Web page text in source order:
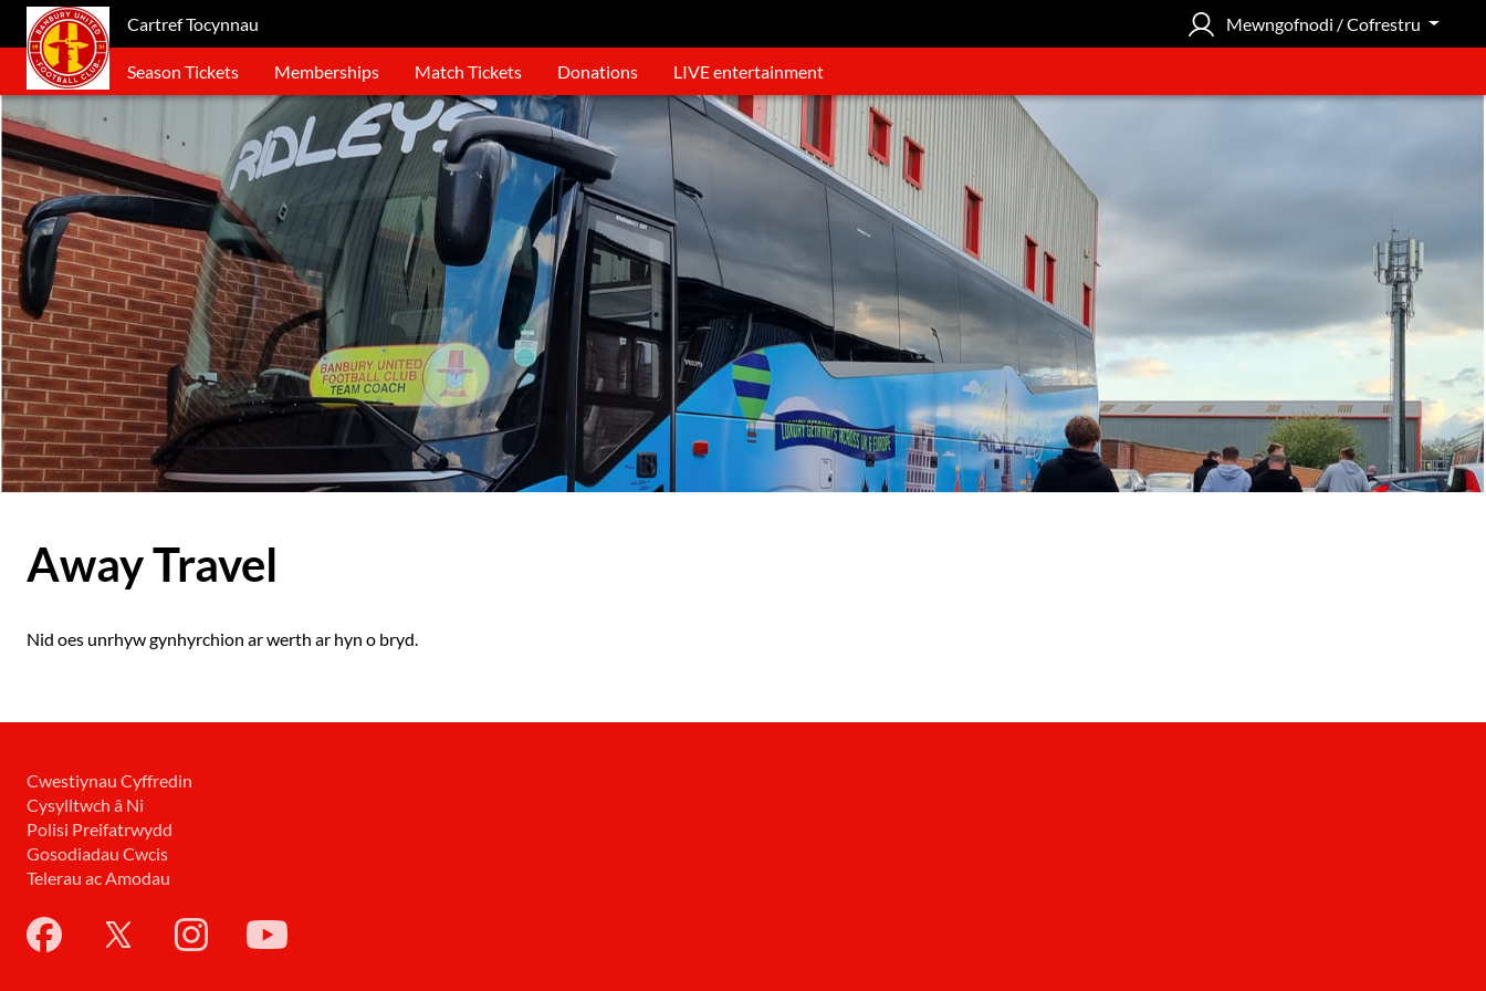
Cartref Tocynnau Mewngofnodi / Cofrestru
Season Tickets Memberships Match Tickets Donations LIVE entertainment
Away Travel
Nid oes unrhyw gynhyrchion ar werth ar hyn o bryd.
Cwestiynau Cyffredin
Cysylltwch â Ni
Polisi Preifatrwydd
Gosodiadau Cwcis
Telerau ac Amodau